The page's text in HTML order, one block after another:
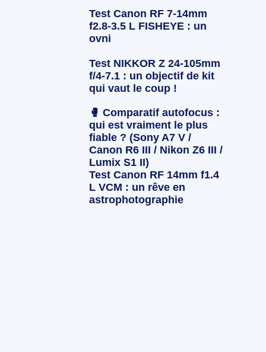
Test Canon RF 7-14mm
f2.8-3.5 L FISHEYE : un
ovni
Test NIKKOR Z 24-105mm
f/4-7.1 : un objectif de kit
qui vaut le coup !
🥊 Comparatif autofocus :
qui est vraiment le plus
fiable ? (Sony A7 V /
Canon R6 III / Nikon Z6 III /
Lumix S1 II)
Test Canon RF 14mm f1.4
L VCM : un rêve en
astrophotographie